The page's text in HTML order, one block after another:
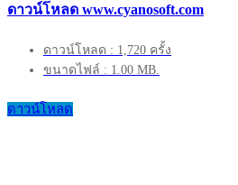
ดาวน์โหลด www.cyanosoft.com
ดาวน์โหลด : 1,720 ครั้ง
ขนาดไฟล์ : 1.00 MB.
ดาวน์โหลด